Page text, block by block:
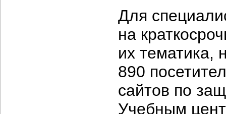
Для
на
их тематика,
890
сайтов по
Учебным